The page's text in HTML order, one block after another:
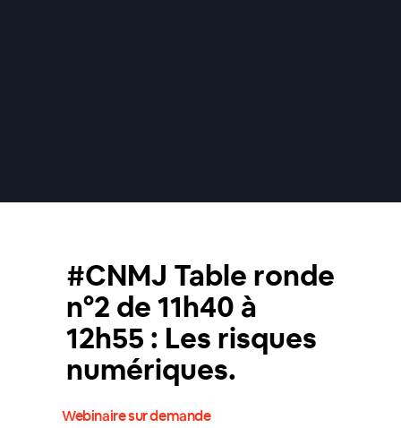
#CNMJ Table ronde
n°2 de 11h40 à
12h55 : Les risques
numériques.
Webinaire sur demande